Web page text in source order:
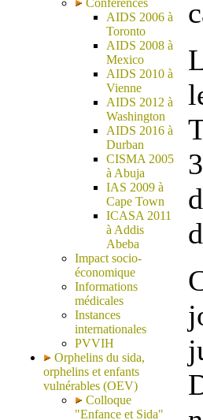
Conférences
AIDS 2006 à
Toronto
AIDS 2008 à
Mexico
AIDS 2010 à
Vienne
AIDS 2012 à
Washington
AIDS 2016 à
Durban
CISMA 2005
à Abuja
IAS 2009 à
Cape Town
ICASA 2011
à Addis
Abeba
Impact socio-
économique
Informations
médicales
Instances
internationales
PVVIH
Orphelins du sida,
orphelins et enfants
vulnérables (OEV)
Colloque
"Enfance et Sida"